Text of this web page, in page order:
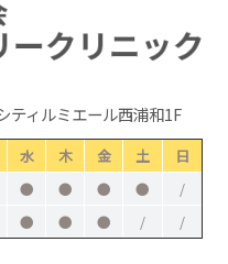
ティルミエール西浦和1F
水 木 金 土
日
● ● ● ●
/
● ● ● / /